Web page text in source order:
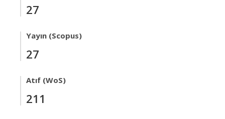
27
Yayın (Scopus)
27
Atıf (WoS)
211